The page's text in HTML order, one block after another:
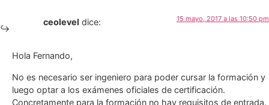
ceolevel dice: 15 mayo, 2017 a las 10:50 pm
Hola Fernando,
No es necesario ser ingeniero para poder cursar la formación y
luego optar a los exámenes oficiales de certificación.
Concretamente para la formación no hay requisitos de entrada.